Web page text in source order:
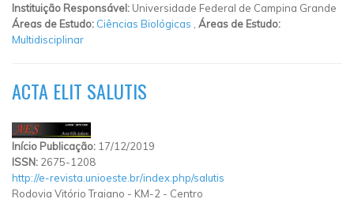
Instituição Responsável: Universidade Federal de Campina Grande
Áreas de Estudo: Ciências Biológicas
Áreas de Estudo:
Multidisciplinar
ACTA ELIT SALUTIS
Início Publicação: 17/12/2019
ISSN: 2675-1208
http://e-revista.unioeste.br/index.php/salutis
Rodovia Vitório Traiano - KM-2 - Centro